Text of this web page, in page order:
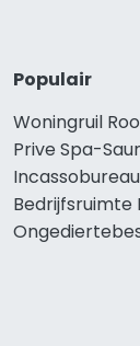
Populair
Woningruil
Prive Spa-
Bedrijfsruimte